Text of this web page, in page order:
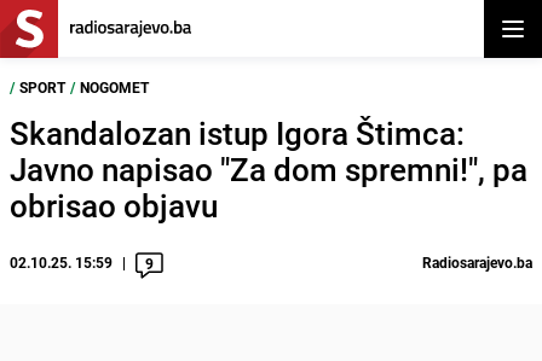
/ SPORT / NOGOMET
Skandalozan istup Igora Štimca:
Javno napisao "Za dom spremni!", pa
obrisao objavu
02.10.25. 15:59 9 Radiosarajevo.ba